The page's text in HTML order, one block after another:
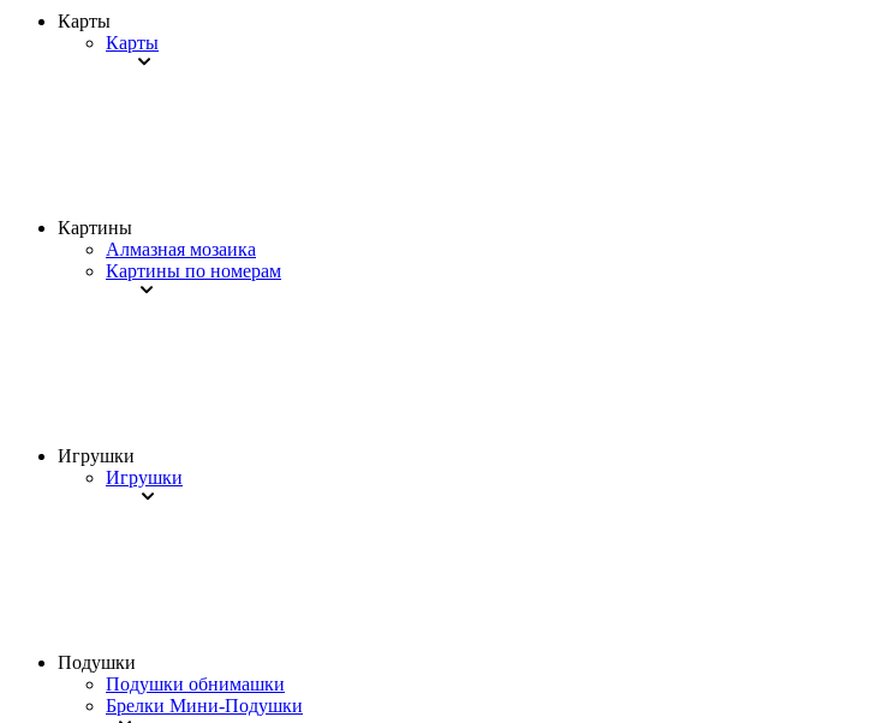
Карты
Карты
Картины
Алмазная мозаика
Картины по номерам
Игрушки
Игрушки
Подушки
Подушки обнимашки
Брелки Мини-Подушки